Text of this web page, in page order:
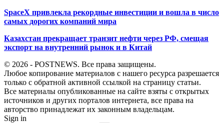
SpaceX привлекла рекордные инвестиции и вошла в число
самых дорогих компаний мира
Казахстан прекращает транзит нефти через РФ, смещая
экспорт на внутренний рынок и в Китай
© 2026 - POSTNEWS. Все права защищены.
Любое копирование материалов с нашего ресурса разрешается
только с обратной активной ссылкой на страницу статьи.
Все материалы опубликованные на сайте взяты с открытых
источников и других порталов интернета, все права на
авторство принадлежат их законным владельцам.
Sign in